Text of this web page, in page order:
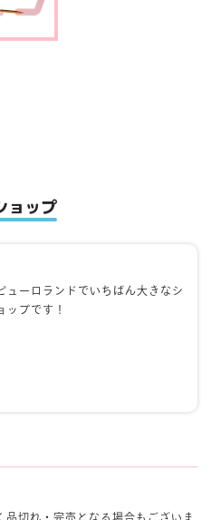
ョップ
ューロランドでいちばん大きなシ
ップです！
切れ・完売となる場合もございま